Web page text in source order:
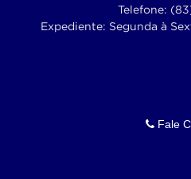
Telefone:
Expediente: Segunda à
Fale